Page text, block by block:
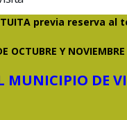
previa reserva al
OCTUBRE Y NOVIEMBRE
MUNICIPIO DE